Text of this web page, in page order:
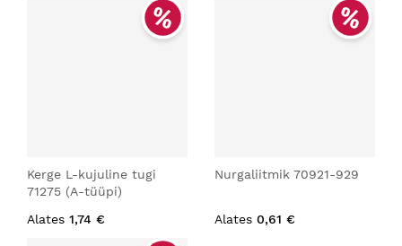
Kerge L-kujuline tugi
71275 (A-tüüpi)
Alates 1,74 €
Nurgaliitmik 70921-929
Alates 0,61 €